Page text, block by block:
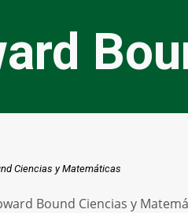
Ciencias y Matemáticas
Bound Ciencias y